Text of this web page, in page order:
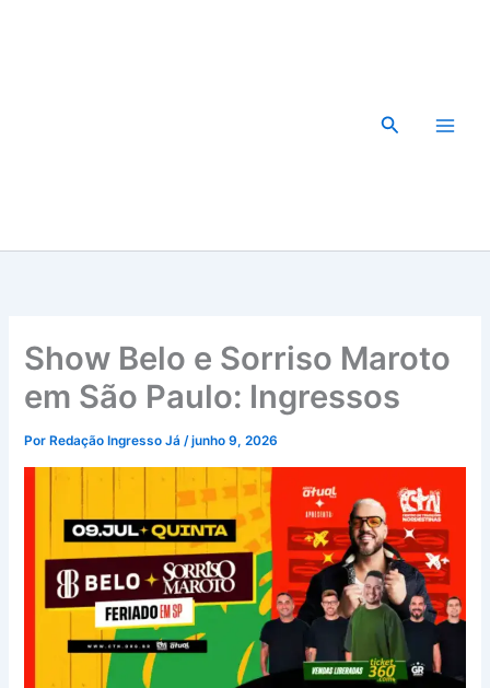
Pesquisar
Show Belo e Sorriso Maroto
em São Paulo: Ingressos
Por Redação Ingresso Já/junho 9, 2026